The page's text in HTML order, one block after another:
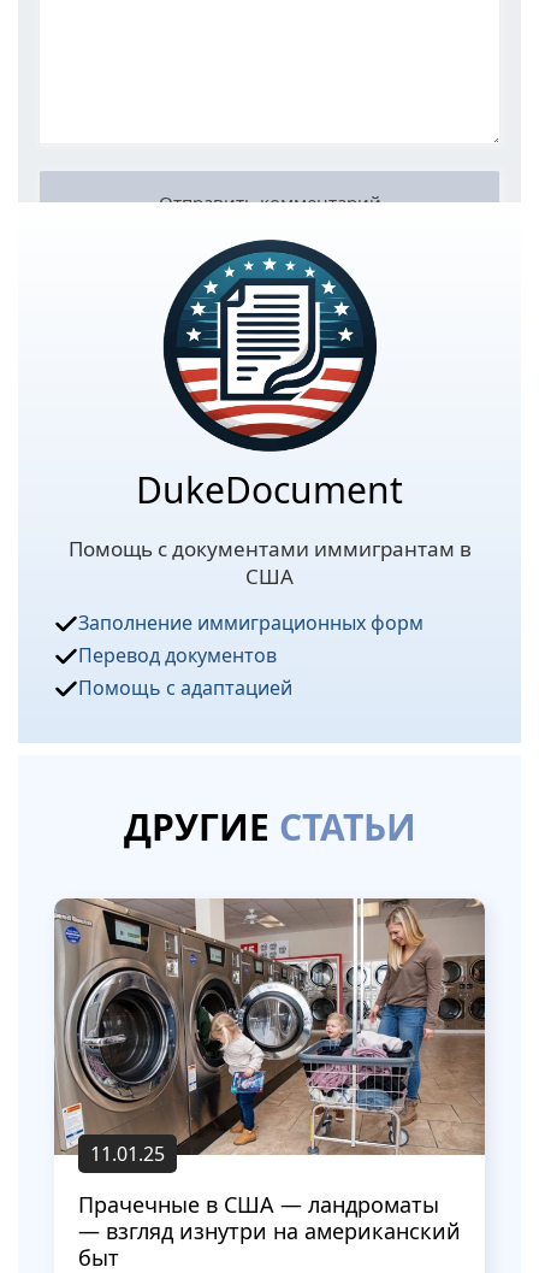
DukeDocument
Помощь с документами иммигрантам в
США
Заполнение иммиграционных форм
Перевод документов
Помощь с адаптацией
ДРУГИЕ СТАТЬИ
11.01.25
Прачечные в США — ландроматы
— взгляд изнутри на американский
быт